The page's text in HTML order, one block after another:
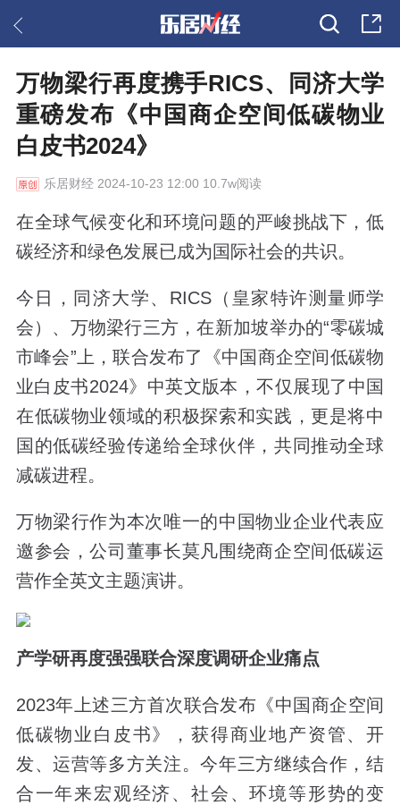
万物梁行再度携手RICS、同济大学
重磅发布《中国商企空间低碳物业
白皮书2024》
乐居财经2024-10-23 12:00 10.7w阅读
在全球气候变化和环境问题的严峻挑战下，低
碳经济和绿色发展已成为国际社会的共识。
今日，同济大学、RICS（皇家特许测量师学
会）、万物梁行三方，在新加坡举办的“零碳城
市峰会”上，联合发布了《中国商企空间低碳物
业白皮书2024》中英文版本，不仅展现了中国
在低碳物业领域的积极探索和实践，更是将中
国的低碳经验传递给全球伙伴，共同推动全球
减碳进程。
万物梁行作为本次唯一的中国物业企业代表应
邀参会，公司董事长莫凡围绕商企空间低碳运
营作全英文主题演讲。
产学研再度强强联合深度调研企业痛点
2023年上述三方首次联合发布《中国商企空间
低碳物业白皮书》，获得商业地产资管、开
发、运营等多方关注。今年三方继续合作，结
合一年来宏观经济、社会、环境等形势的变